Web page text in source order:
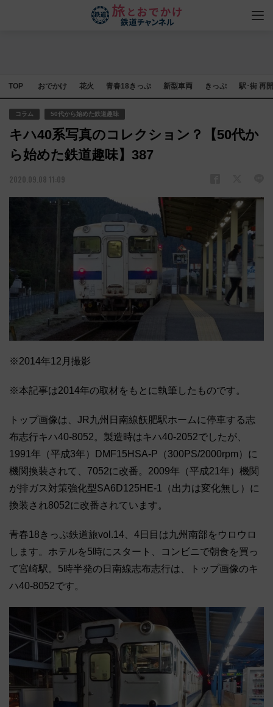
TOP おでかけ 花火 青春18きっぷ 新型車両 きっぷ 駅･街 再
コラム 50代から始めた鉄道趣味
キハ40系写真のコレクション？【50代か
ら始めた鉄道趣味】387
2020.09.08 11:09
※2014年12月撮影
※本記事は2014年の取材をもとに執筆したものです。
トップ画像は、JR九州日南線飫肥駅ホームに停車する志
布志行キハ40-8052。製造時はキハ40-2052でしたが、
1991年（平成3年）DMF15HSA-P（300PS/2000rpm）に
機関換装されて、7052に改番。2009年（平成21年）機関
が排ガス対策強化型SA6D125HE-1（出力は変化無し）に
換装され8052に改番されています。
青春18きっぷ鉄道旅vol.14、4日目は九州南部をウロウロ
します。ホテルを5時にスタート、コンビニで朝食を買っ
て宮崎駅。5時半発の日南線志布志行は、トップ画像のキ
ハ40-8052です。